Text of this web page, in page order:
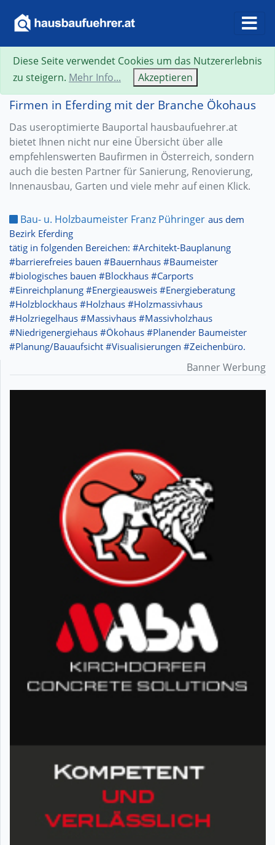
Firmen in Eferding mit der Branche Ökohaus
Das useroptimierte Bauportal hausbaufuehrer.at
bietet Ihnen nicht nur eine Übersicht über alle
empfehlenswerten Baufirmen in Österreich, sondern
auch die besten Partner für Sanierung, Renovierung,
Innenausbau, Garten und viele mehr auf einen Klick.
Bau- u. Holzbaumeister Franz Pühringer aus dem
Bezirk Eferding
tätig in folgenden Bereichen: #Architekt-Bauplanung
#barrierefreies bauen #Bauernhaus #Baumeister
#biologisches bauen #Blockhaus #Carports
#Einreichplanung #Energieausweis #Energieberatung
#Holzblockhaus #Holzhaus #Holzmassivhaus
#Holzriegelhaus #Massivhaus #Massivholzhaus
#Niedrigenergiehaus #Ökohaus #Planender Baumeister
#Planung/Bauaufsicht #Visualisierungen #Zeichenbüro.
Banner Werbung
Diese Seite verwendet Cookies um das Nutzererlebnis
zu steigern. Mehr Info... Akzeptieren